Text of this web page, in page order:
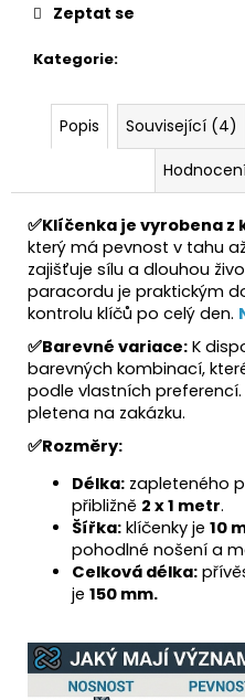
Kategorie:
Zeptat se
Popis Související (4)
✅Klíčenka je vyrobena
který má pevnost v tahu až
zajišťuje sílu a dlouhou
paracordu je praktickým
kontrolu klíčů po celý den.
✅Barevné variace: K
barevných kombinací,
podle vlastních preferencí.
pletena na zakázku.
✅Rozměry:
Délka: zapleteného
přibližně 2 x 1 metr.
Šířka: klíčenky je 10
pohodlné nošení a
Celková délka:
je 150 mm.